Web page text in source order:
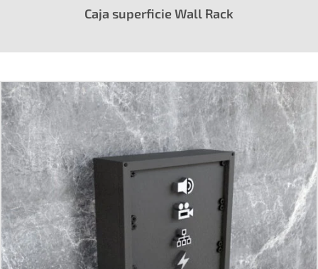
Caja superficie Wall Rack